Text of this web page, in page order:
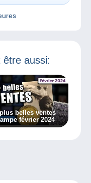
être aussi:
belles ventes
février 2024